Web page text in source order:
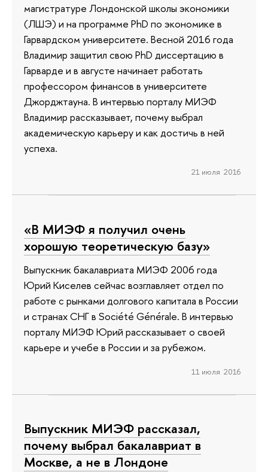
магистратуре Лондонской школы экономики
(ЛШЭ) и на программе PhD по экономике в
Гарвардском университете. Весной 2016 года
Владимир защитил свою PhD диссертацию в
Гарварде и в августе начинает работать
профессором финансов в университете
Джорджтауна. В интервью порталу МИЭФ
Владимир рассказывает, почему выбрал
академическую карьеру и как достичь в ней
успеха.
21 июля 2016
«В МИЭФ я получил очень
хорошую теоретическую базу»
Выпускник бакалавриата МИЭФ 2006 года
Юрий Киселев сейчас возглавляет отдел по
работе с рынками долгового капитала в России
и странах СНГ в Société Générale. В интервью
порталу МИЭФ Юрий рассказывает о своей
карьере и учебе в России и за рубежом.
11 июля 2016
Выпускник МИЭФ рассказал,
почему выбрал бакалавриат в
Москве, а не в Лондоне